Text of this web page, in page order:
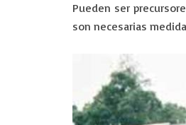
Pueden ser
son necesarias